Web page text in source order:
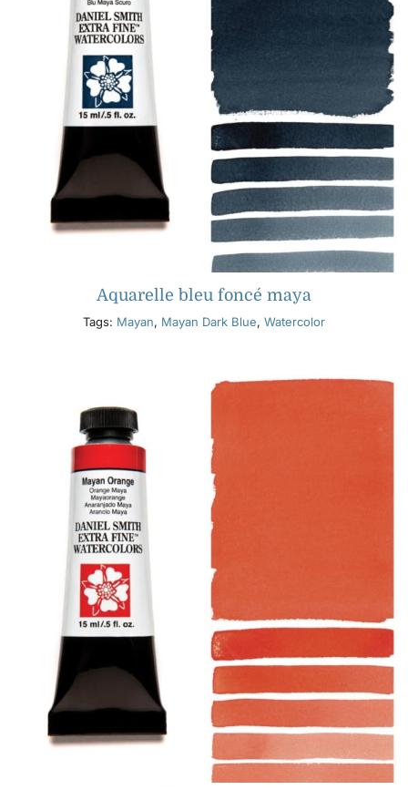
Aquarelle bleu foncé maya
Tags: Mayan, Mayan Dark Blue, Watercolor